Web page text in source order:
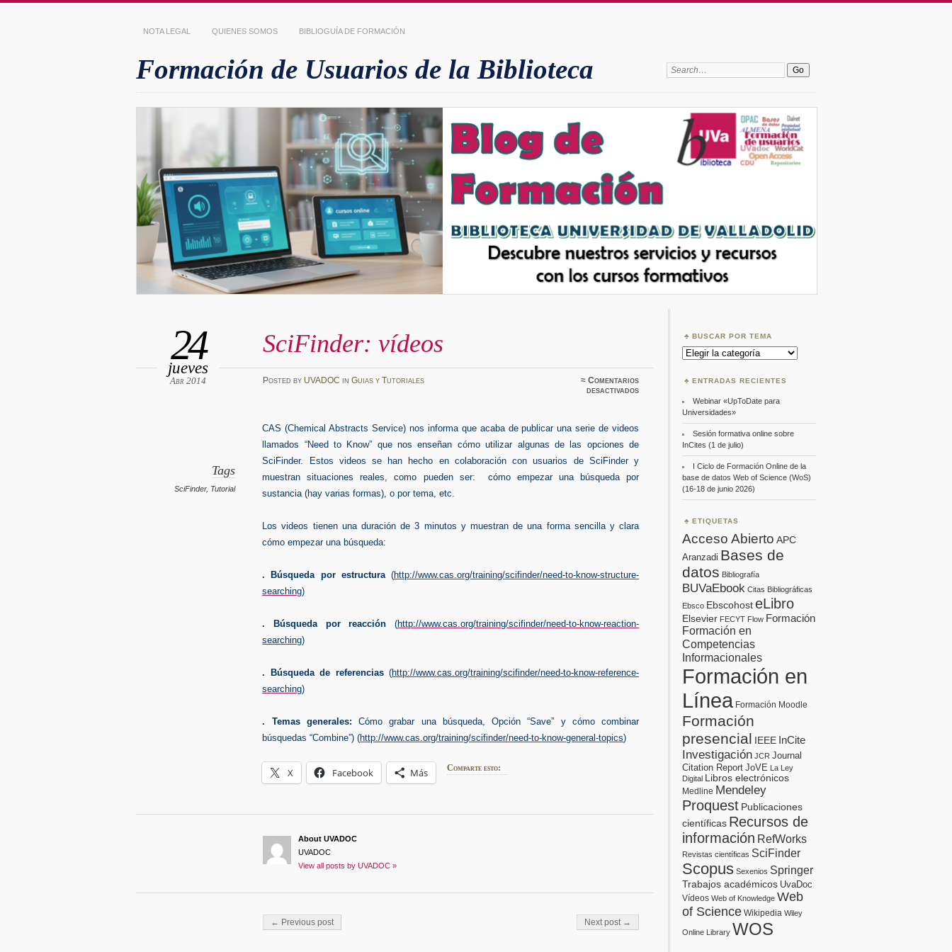
NOTA LEGAL QUIENES SOMOS BIBLIOGUÍA DE FORMACIÓN
Formación de Usuarios de la Biblioteca Search:
SciFinder: vídeos
24
jueves
Abr 2014 Posted by UVADOC in Guias y Tutoriales ≈Comentarios
desactivadosen
Tags
SciFinder, Tutorial
CAS (Chemical Abstracts Service) nos informa que acaba de publicar una serie de videos
llamados “Need to Know” que nos enseñan cómo utilizar algunas de las opciones de
SciFinder. Estos videos se han hecho en colaboración con usuarios de SciFinder y
muestran situaciones reales, como pueden ser: cómo empezar una búsqueda por
sustancia (hay varias formas), o por tema, etc.
Los videos tienen una duración de 3 minutos y muestran de una forma sencilla y clara
cómo empezar una búsqueda:
. Búsqueda por estructura(http://www.cas.org/training/scifinder/need-to-know-structure-
searching)
. Búsqueda por reacción (http://www.cas.org/training/scifinder/need-to-know-reaction-
searching)
. Búsqueda de referencias(http://www.cas.org/training/scifinder/need-to-know-reference-
searching)
. Temas generales: Cómo grabar una búsqueda, Opción “Save” y cómo combinar
búsquedas “Combine”) (http://www.cas.org/training/scifinder/need-to-know-general-topics)
Comparte esto:
X Facebook Más
About UVADOC
UVADOC
View all posts by UVADOC »
Post navigation
← Previous post Next post →
BUSCAR POR TEMA
Buscar
por
ENTRADAS RECIENTES
Webinar «UpToDate para
Universidades»
Sesión formativa online sobre
InCites (1 de julio)
I Ciclo de Formación Online de la
base de datos Web of Science (WoS)
(16-18 de junio 2026)
ETIQUETAS
Acceso Abierto APC
Aranzadi Bases de
datos Bibliografía
BUVaEbook Citas Bibliográficas
Ebsco EbscohosteLibro
Elsevier FECYT Flow Formación
Formación en
Competencias
Informacionales
Formación en
Línea Formación Moodle
Formación
presencial IEEE InCite
Investigación JCR Journal
Citation Report JoVE La Ley
Digital Libros electrónicos
Medline Mendeley
Proquest Publicaciones
científicas Recursos de
información RefWorks
Revistas científicas SciFinder
Scopus Sexenios Springer
Trabajos académicos UvaDoc
Vídeos Web of Knowledge Web
of Science Wikipedia Wiley
Online Library WOS